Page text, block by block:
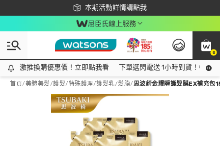
本期活動詳情請點我
下載app最高回饋$350
屈臣氏線上服務
0
激推換購優惠價！立即點我看
激推換購優惠價！立即點我看 下單選閃電送 1小時到貨！領神
首頁/美體美髮/護髮/特殊護理/護髮乳/髮膜/思波綺金耀瞬護髮膜EX補充包